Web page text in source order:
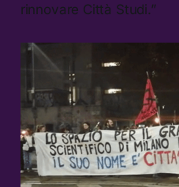
rinnovare Città Studi.”